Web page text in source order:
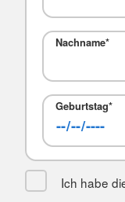
Nachname*
Geburtstag*
Ich habe